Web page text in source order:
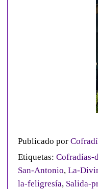
Publicado por
Etiquetas: Cofradías-
San-Antonio, La-
la-feligresía, Salida-